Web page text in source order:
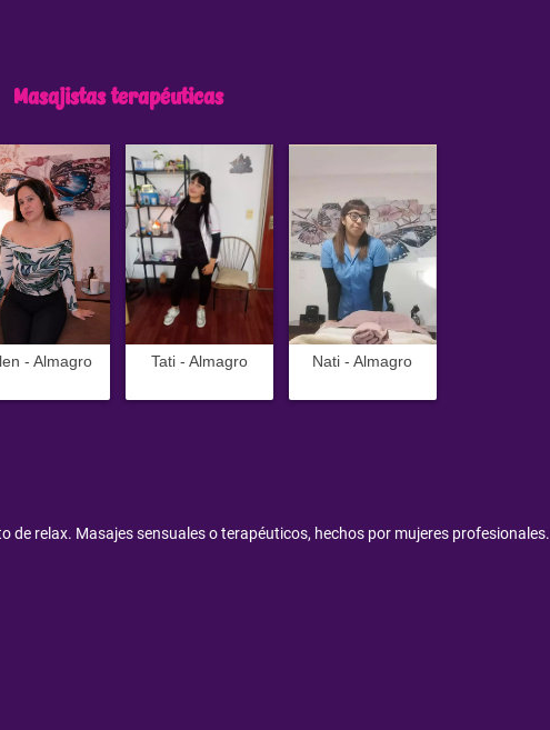
Masajistas terapéuticas
- Almagro Tati - Almagro Nati - Almagro
relax. Masajes sensuales o terapéuticos, hechos por mujeres profesionales.